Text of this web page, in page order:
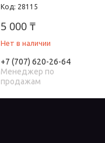
28115
5 000 ₸
Нет в наличии
+7 (707) 620-26-64
Менеджер по
продажам